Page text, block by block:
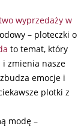
wyprzedaży w
– ploteczki o
to temat, który
zmienia nasze
emocje i
plotki z
modę –